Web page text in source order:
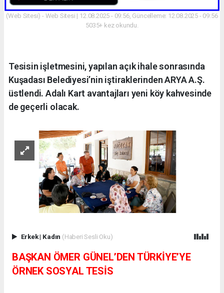
(Web Sitesi) - Web Sitesi | 12.08.2025 - 09:56, Güncelleme: 12.08.2025 - 09:56
5035+ kez okundu.
Tesisin işletmesini, yapılan açık ihale sonrasında
Kuşadası Belediyesi’nin iştiraklerinden ARYA A.Ş.
üstlendi. Adalı Kart avantajları yeni köy kahvesinde
de geçerli olacak.
Erkek| Kadın (Haberi Sesli Oku)
BAŞKAN ÖMER GÜNEL’DEN TÜRKİYE’YE
ÖRNEK SOSYAL TESİS